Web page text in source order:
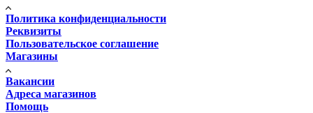
Политика конфиденциальности
Реквизиты
Пользовательское соглашение
Магазины
Вакансии
Адреса магазинов
Помощь